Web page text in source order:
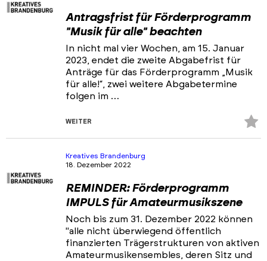
Antragsfrist für Förderprogramm
"Musik für alle" beachten
In nicht mal vier Wochen, am 15. Januar
2023, endet die zweite Abgabefrist für
Anträge für das Förderprogramm „Musik
für alle!“, zwei weitere Abgabetermine
folgen im …
WEITER
Kreatives Brandenburg
18. Dezember 2022
REMINDER: Förderprogramm
IMPULS für Amateurmusikszene
Noch bis zum 31. Dezember 2022 können
"alle nicht überwiegend öffentlich
finanzierten Trägerstrukturen von aktiven
Amateurmusikensembles, deren Sitz und